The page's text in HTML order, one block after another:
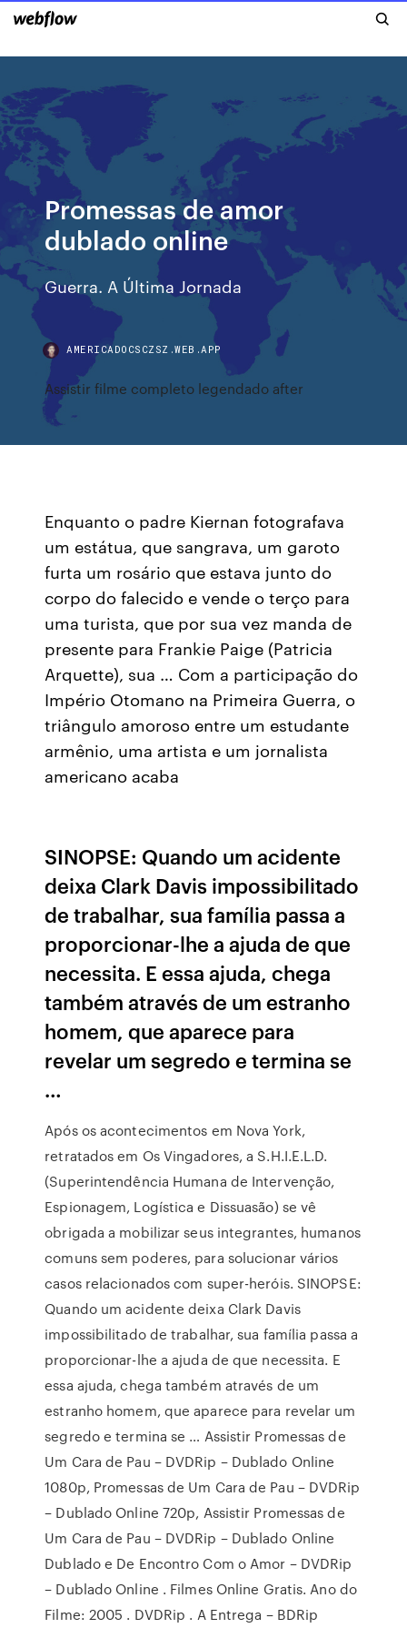
Promessas de amor
dublado online
Guerra. A Última Jornada
AMERICADOCSCZSZ.WEB.APP
Assistir filme completo legendado after
Enquanto o padre Kiernan fotografava
um estátua, que sangrava, um garoto
furta um rosário que estava junto do
corpo do falecido e vende o terço para
uma turista, que por sua vez manda de
presente para Frankie Paige (Patricia
Arquette), sua … Com a participação do
Império Otomano na Primeira Guerra, o
triângulo amoroso entre um estudante
armênio, uma artista e um jornalista
americano acaba
SINOPSE: Quando um acidente
deixa Clark Davis impossibilitado
de trabalhar, sua família passa a
proporcionar-lhe a ajuda de que
necessita. E essa ajuda, chega
também através de um estranho
homem, que aparece para
revelar um segredo e termina se
…
Após os acontecimentos em Nova York,
retratados em Os Vingadores, a S.H.I.E.L.D.
(Superintendência Humana de Intervenção,
Espionagem, Logística e Dissuasão) se vê
obrigada a mobilizar seus integrantes, humanos
comuns sem poderes, para solucionar vários
casos relacionados com super-heróis. SINOPSE:
Quando um acidente deixa Clark Davis
impossibilitado de trabalhar, sua família passa a
proporcionar-lhe a ajuda de que necessita. E
essa ajuda, chega também através de um
estranho homem, que aparece para revelar um
segredo e termina se … Assistir Promessas de
Um Cara de Pau – DVDRip – Dublado Online
1080p, Promessas de Um Cara de Pau – DVDRip
– Dublado Online 720p, Assistir Promessas de
Um Cara de Pau – DVDRip – Dublado Online
Dublado e De Encontro Com o Amor – DVDRip
– Dublado Online . Filmes Online Gratis. Ano do
Filme: 2005 . DVDRip . A Entrega – BDRip